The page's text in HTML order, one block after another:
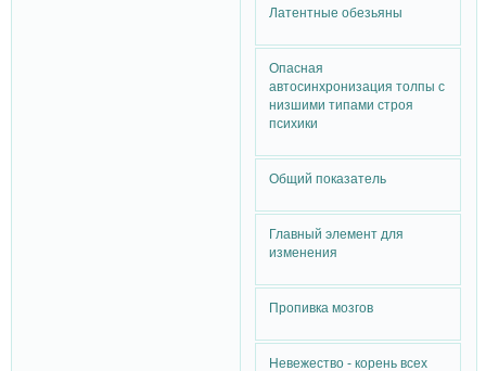
Латентные обезьяны
Опасная
автосинхронизация толпы с
низшими типами строя
психики
Общий показатель
Главный элемент для
изменения
Пропивка мозгов
Невежество - корень всех